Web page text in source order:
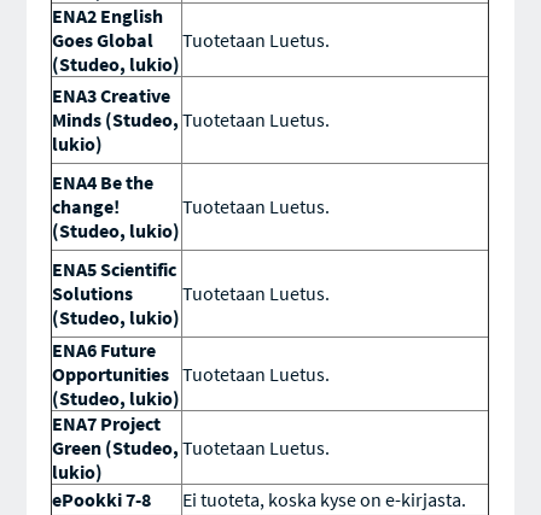
ENA2 English
Goes Global
(Studeo, lukio)
Tuotetaan Luetus.
ENA3 Creative
Minds (Studeo,
lukio)
Tuotetaan Luetus.
ENA4 Be the
change!
(Studeo, lukio)
Tuotetaan Luetus.
ENA5 Scientific
Solutions
(Studeo, lukio)
Tuotetaan Luetus.
ENA6 Future
Opportunities
(Studeo, lukio)
Tuotetaan Luetus.
ENA7 Project
Green (Studeo,
lukio)
Tuotetaan Luetus.
ePookki 7-8
Ei tuoteta, koska kyse on e-kirjasta.